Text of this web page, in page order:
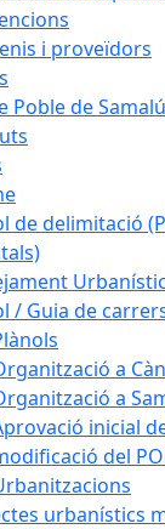
i proveïdors
Poble de
de delimitació
/ Guia de
a
a
inicial
del
urbanístics